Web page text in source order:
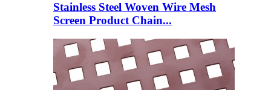
Stainless Steel Woven Wire Mesh
Screen Product Chain...